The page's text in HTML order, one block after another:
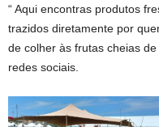
“ Aqui encontras produtos
trazidos diretamente por
de colher às frutas cheias
redes sociais.